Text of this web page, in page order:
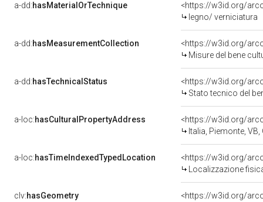
a-dd:hasMaterialOrTechnique
<https://w3id.org/
legno/ verniciatura
a-dd:hasMeasurementCollection
<https://w3id.org/
Misure del bene
a-dd:hasTechnicalStatus
<https://w3id.org/
Stato tecnico del
a-loc:hasCulturalPropertyAddress
<https://w3id.org/
Italia, Piemonte,
a-loc:hasTimeIndexedTypedLocation
<https://w3id.org/
Localizzazione
clv:hasGeometry
<https://w3id.org/